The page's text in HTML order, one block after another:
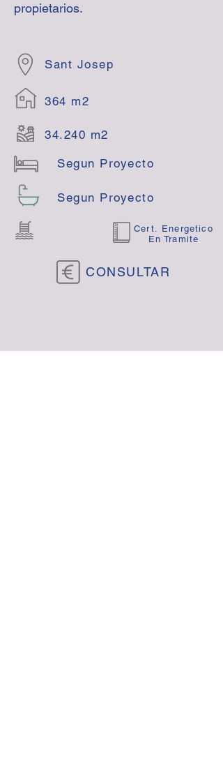
propietarios.
Sant Josep
364 m2
34.240 m2
Segun Proyecto
Segun Proyecto
Cert. Energetico
En Tramite
CONSULTAR